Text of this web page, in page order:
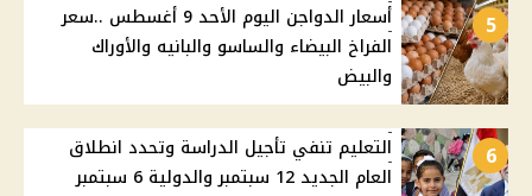
5
أسعار الدواجن اليوم الأحد 9 أغسطس ..سعر
الفراخ البيضاء والساسو والبانيه والأوراك
والبيض
6
التعليم تنفي تأجيل الدراسة وتحدد انطلاق
العام الجديد 12 سبتمبر والدولية 6 سبتمبر